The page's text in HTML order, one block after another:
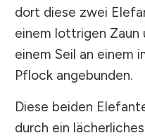
dort diese zwei
einem lottrigen Zaun
einem Seil an einem
Pflock angebunden.
Diese beiden
durch ein